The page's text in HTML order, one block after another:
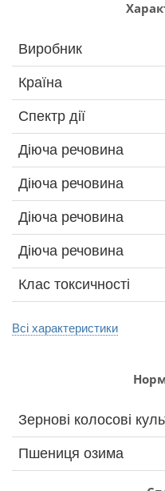
Виробник
Країна
Спектр дії
Діюча речовина
Діюча речовина
Діюча речовина
Діюча речовина
Клас токсичності
Всі характеристики
Зернові колосові
Пшениця озима